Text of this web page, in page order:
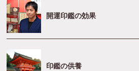
開運印鑑の効果
印鑑の供養